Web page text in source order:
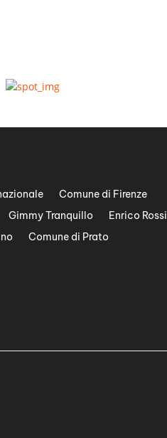
Comune di Firenze
Gimmy Tranquillo
Enrico Rossi
Comune di Prato